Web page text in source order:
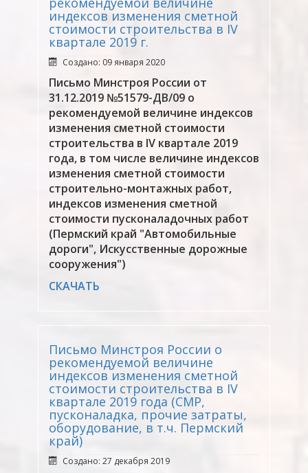
индексов изменения сметной
стоимости строительства в IV
квартале 2019 г.
Создано: 09 января 2020
Письмо Минстроя России от
31.12.2019 №51579-ДВ/09 о
рекомендуемой величине индексов
изменения сметной стоимости
строительства в IV квартале 2019
года, в том числе величине индексов
изменения сметной стоимости
строительно-монтажных работ,
индексов изменения сметной
стоимости пусконаладочных работ
(Пермский край "Автомобильные
дороги", Искусственные дорожные
сооружения")
СКАЧАТЬ
Письмо Минстроя России о
рекомендуемой величине
индексов изменения сметной
стоимости строительства в IV
квартале 2019 года (СМР,
пусконаладка, прочие затраты,
оборудование, в т.ч. Пермский
край)
Создано: 27 декабря 2019